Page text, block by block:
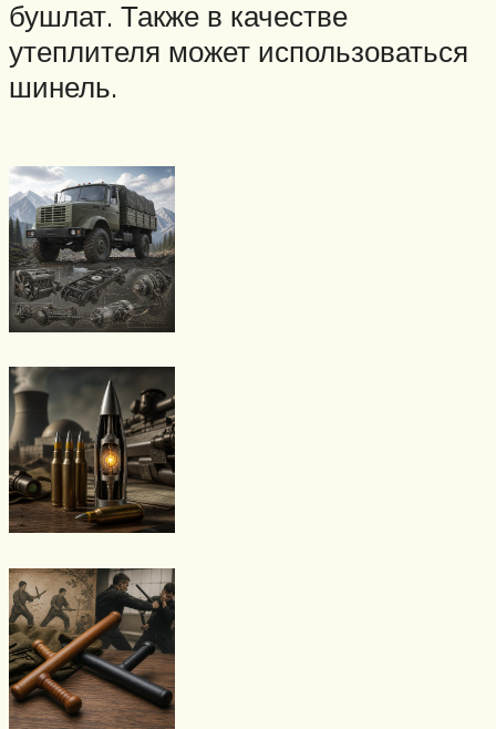
бушлат. Также в качестве
утеплителя может использоваться
шинель.